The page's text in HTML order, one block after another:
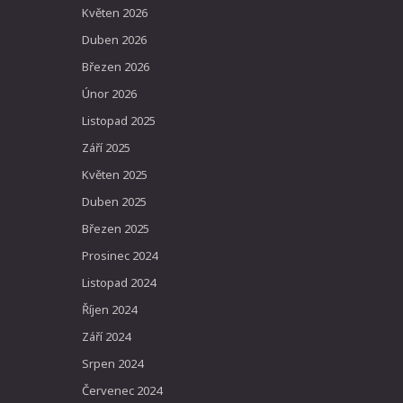
Květen 2026
Duben 2026
Březen 2026
Únor 2026
Listopad 2025
Září 2025
Květen 2025
Duben 2025
Březen 2025
Prosinec 2024
Listopad 2024
Říjen 2024
Září 2024
Srpen 2024
Červenec 2024